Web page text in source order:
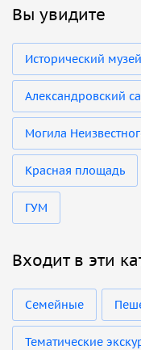
Вы увидите
Исторический музей
Александровский
Могила
Красная площадь
ГУМ
Входит в эти
Семейные
Тематические